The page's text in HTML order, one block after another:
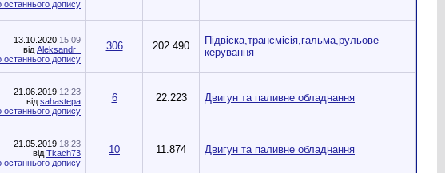
13.10.2020 15:09
від Aleksandr_ 306 202.490
Підвіска,трансмісія,гальма,рульове
керування
21.06.2019 12:23
від sahastepa 6 22.223 Двигун та паливне обладнання
21.05.2019 18:23
від Tkach73 10 11.874 Двигун та паливне обладнання